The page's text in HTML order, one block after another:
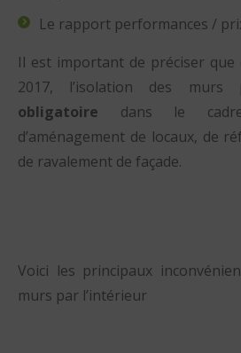
Le rapport performances /
Il est important de préciser
2017, l’isolation des murs
obligatoire dans le
d’aménagement de locaux, de
de ravalement de façade.
Voici les principaux
murs par l’intérieur